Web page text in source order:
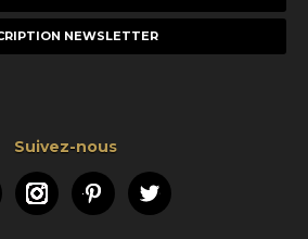
Suivez-nous
FacebookInstagramPinterestTwitter